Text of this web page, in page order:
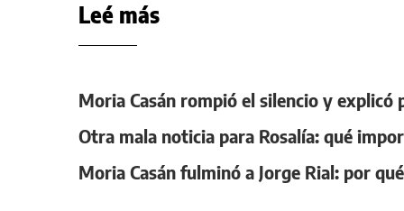
Leé más
Moria Casán rompió el silencio y explicó
Otra mala noticia para Rosalía: qué
Moria Casán fulminó a Jorge Rial: por